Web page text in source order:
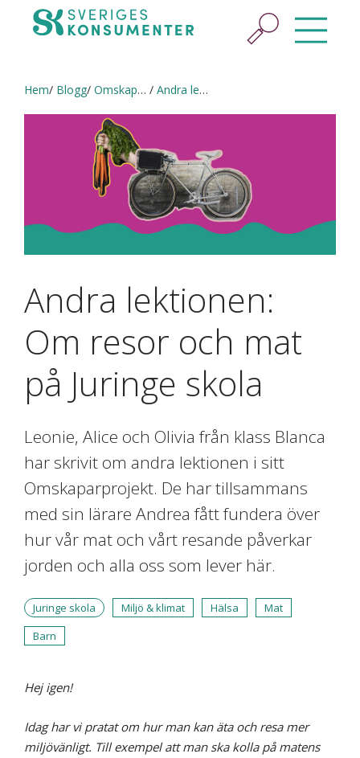
Hem Blogg Omskaparbloggen Andra lektionen: Om resor och mat på Juringe skola
Andra lektionen:
Om resor och mat
på Juringe skola
Leonie, Alice och Olivia från klass Blanca
har skrivit om andra lektionen i sitt
Omskaparprojekt. De har tillsammans
med sin lärare Andrea fått fundera över
hur vår mat och vårt resande påverkar
jorden och alla oss som lever här.
Juringe skola Miljö & klimat Hälsa
Mat
Barn
Hej igen!
Idag har vi pratat om hur man kan äta och resa mer
miljövänligt. Till exempel att man ska kolla på matens